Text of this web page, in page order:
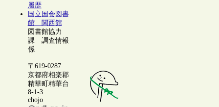
履歴
国立国会図書
館 関西館
図書館協力
課 調査情報
係
〒619-0287
京都府相楽郡
精華町精華台
8-1-3
chojo